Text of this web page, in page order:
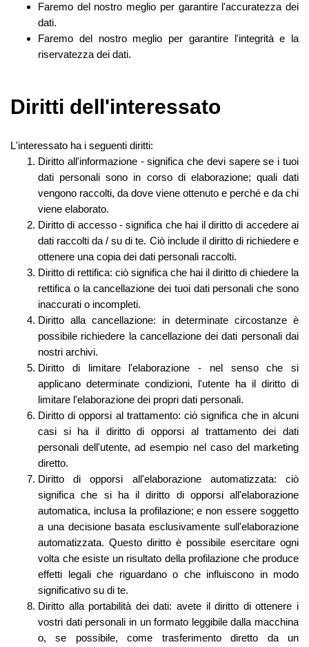
Faremo del nostro meglio per garantire l'accuratezza dei
dati.
Faremo del nostro meglio per garantire l'integrità e la
riservatezza dei dati.
Diritti dell'interessato
L'interessato ha i seguenti diritti:
Diritto all'informazione - significa che devi sapere se i tuoi
dati personali sono in corso di elaborazione; quali dati
vengono raccolti, da dove viene ottenuto e perché e da chi
viene elaborato.
Diritto di accesso - significa che hai il diritto di accedere ai
dati raccolti da / su di te. Ciò include il diritto di richiedere e
ottenere una copia dei dati personali raccolti.
Diritto di rettifica: ciò significa che hai il diritto di chiedere la
rettifica o la cancellazione dei tuoi dati personali che sono
inaccurati o incompleti.
Diritto alla cancellazione: in determinate circostanze è
possibile richiedere la cancellazione dei dati personali dai
nostri archivi.
Diritto di limitare l'elaborazione - nel senso che si
applicano determinate condizioni, l'utente ha il diritto di
limitare l'elaborazione dei propri dati personali.
Diritto di opporsi al trattamento: ciò significa che in alcuni
casi si ha il diritto di opporsi al trattamento dei dati
personali dell'utente, ad esempio nel caso del marketing
diretto.
Diritto di opporsi all'elaborazione automatizzata: ciò
significa che si ha il diritto di opporsi all'elaborazione
automatica, inclusa la profilazione; e non essere soggetto
a una decisione basata esclusivamente sull'elaborazione
automatizzata. Questo diritto è possibile esercitare ogni
volta che esiste un risultato della profilazione che produce
effetti legali che riguardano o che influiscono in modo
significativo su di te.
Diritto alla portabilità dei dati: avete il diritto di ottenere i
vostri dati personali in un formato leggibile dalla macchina
o, se possibile, come trasferimento diretto da un